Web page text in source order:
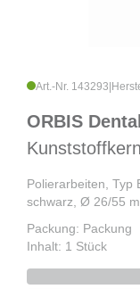
Art.-Nr. 143293
ORBIS Dental
Kunststoffkern
Polierarbeiten, Typ
schwarz, Ø 26/55
Packung: Packung
Inhalt: 1 Stück